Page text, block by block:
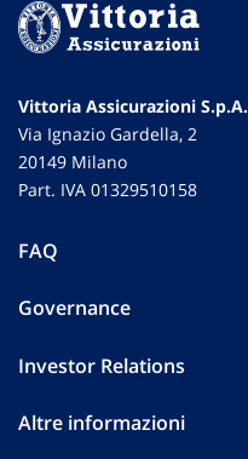
Vittoria Assicurazioni S.p.A.
Via Ignazio Gardella, 2
20149 Milano
Part. IVA 01329510158
FAQ
Governance
Investor Relations
Altre informazioni